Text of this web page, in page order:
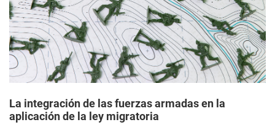
La integración de las fuerzas armadas en la
aplicación de la ley migratoria
24/06/2025 11:33 |Editores
La administración Trump ha estado articulando una
movilización amplia y sin precedentes de la Guardia Nacional
migratorio en el interior de Estados Un...